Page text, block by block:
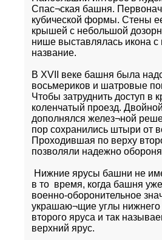
Спас¬ская башня.
кубической формы. Стены
крышей с небольшой
нише выставлялась икона
название.
В XVII веке башня была
восьмериков и шатровые
Чтобы затруднить доступ в
коленчатый проезд.
дополнялся желез¬ной
пор сохранились штыри от
Проходившая по верху
позволяли надежно
Нижние ярусы башни не
в то  время, когда башня
военно-оборонительное
украшаю¬щие углы нижнего
второго яруса и так
верхний ярус.